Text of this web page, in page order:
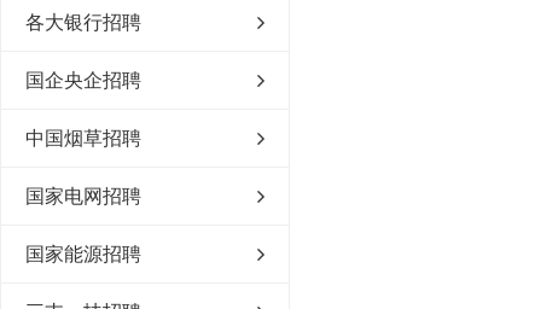
各大银行招聘
国企央企招聘
中国烟草招聘
国家电网招聘
国家能源招聘